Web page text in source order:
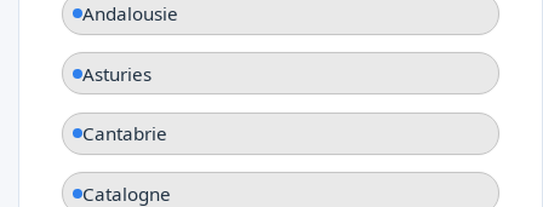
Andalousie
Asturies
Cantabrie
Catalogne